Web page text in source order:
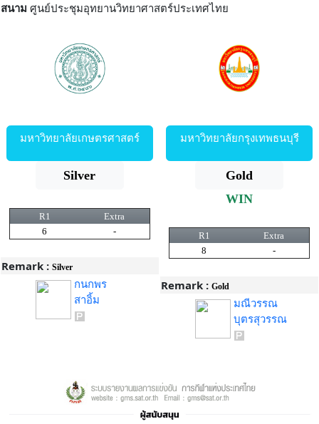
สนาม ศูนย์ประชุมอุทยานวิทยาศาสตร์ประเทศไทย
มหาวิทยาลัยเกษตรศาสตร์
Silver
R1
Extra
6
-
Remark : Silver
กนกพร
สาอิ้ม
มหาวิทยาลัยกรุงเทพธนบุรี
Gold
WIN
R1
Extra
8
-
Remark : Gold
มณีวรรณ
บุตรสุวรรณ